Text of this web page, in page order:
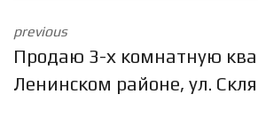
previous
Продаю 3-х комнатную
Ленинском районе, ул.